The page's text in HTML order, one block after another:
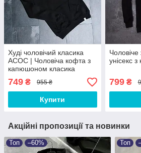
Худі чоловічий класика
АСОС | Чоловіча кофта з
капюшоном класика
ЛЮКС якості
749 ₴ 955 ₴
Купити
Чоловіче
унісекс
799₴
Акційні пропозиції та новинки
Топ –60% Топ